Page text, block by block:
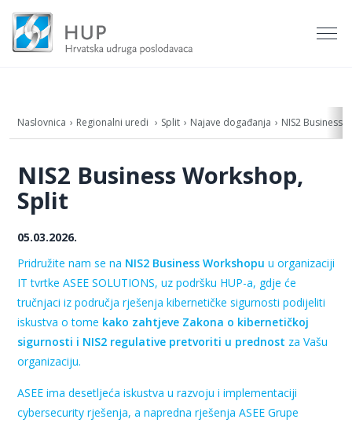
Naslovnica Regionalni uredi Split Najave događanja NIS2 Business
NIS2 Business Workshop,
Split
05.03.2026.
Pridružite nam se na NIS2 Business Workshopu u organizaciji
IT tvrtke ASEE SOLUTIONS, uz podršku HUP-a, gdje će
tručnjaci iz područja rješenja kibernetičke sigurnosti podijeliti
iskustva o tome kako zahtjeve Zakona o kibernetičkoj
sigurnosti i NIS2 regulative pretvoriti u prednost za Vašu
organizaciju.
ASEE ima desetljeća iskustva u razvoju i implementaciji
cybersecurity rješenja, a napredna rješenja ASEE Grupe